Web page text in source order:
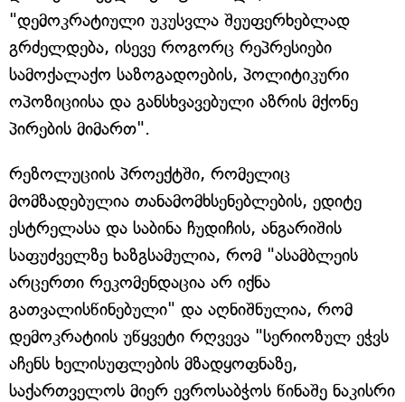
"დემოკრატიული უკუსვლა შეუფერხებლად
გრძელდება, ისევე როგორც რეპრესიები
სამოქალაქო საზოგადოების, პოლიტიკური
ოპოზიციისა და განსხვავებული აზრის მქონე
პირების მიმართ".
რეზოლუციის პროექტში, რომელიც
მომზადებულია თანამომხსენებლების, ედიტე
ესტრელასა და საბინა ჩუდიჩის, ანგარიშის
საფუძველზე ხაზგსამულია, რომ "ასამბლეის
არცერთი რეკომენდაცია არ იქნა
გათვალისწინებული" და აღნიშნულია, რომ
დემოკრატიის უწყვეტი რღვევა "სერიოზულ ეჭვს
აჩენს ხელისუფლების მზადყოფნაზე,
საქართველოს მიერ ევროსაბჭოს წინაშე ნაკისრი